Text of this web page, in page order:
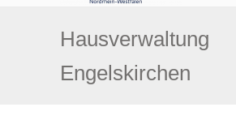
Hausverwaltung
Engelskirchen